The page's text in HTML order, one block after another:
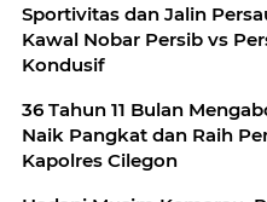
Sportivitas dan Jalin
Kawal Nobar Persib vs
Kondusif
36 Tahun 11 Bulan
Naik Pangkat dan Raih
Kapolres Cilegon